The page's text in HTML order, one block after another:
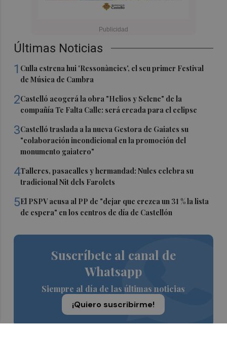
Últimas Noticias
1 Culla estrena hui 'Ressonàncies', el seu primer Festival
de Música de Cambra
2Castelló acogerá la obra "Helios y Selene" de la
compañía Te Falta Calle: será creada para el eclipse
3Castelló traslada a la nueva Gestora de Gaiates su
"colaboración incondicional en la promoción del
monumento gaiatero"
4Talleres, pasacalles y hermandad: Nules celebra su
tradicional Nit dels Farolets
5El PSPV acusa al PP de "dejar que crezca un 31 % la lista
de espera" en los centros de día de Castellón
Suscríbete al canal de
Whatsapp
Siempre al día de las últimas noticias
¡Quiero suscribirme!